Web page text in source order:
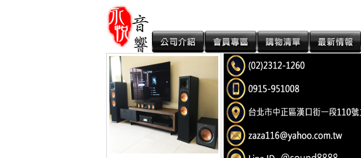
2019-11-20
Klipsch 古力奇 卡拉OK套組1 安裝實例